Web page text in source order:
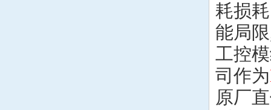
耗损
能局
工控
司作为
原厂